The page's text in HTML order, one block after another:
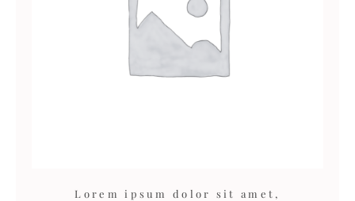
Lorem ipsum dolor sit amet,